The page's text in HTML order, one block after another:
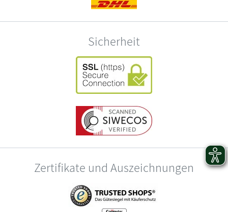
Sicherheit
Zertifikate und Auszeichnungen